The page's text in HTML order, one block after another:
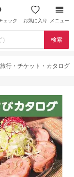
ェック お気に入り メニュー
検索
行・チケット・カタログ